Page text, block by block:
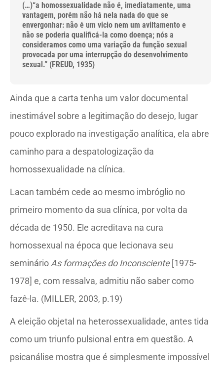
(…)“a homossexualidade não é, imediatamente, uma
vantagem, porém não há nela nada do que se
envergonhar: não é um vicio nem um aviltamento e
não se poderia qualificá-la como doença; nós a
consideramos como uma variação da função sexual
provocada por uma interrupção do desenvolvimento
sexual.” (FREUD, 1935)
Ainda que a carta tenha um valor documental
inestimável sobre a legitimação do desejo, lugar
pouco explorado na investigação analítica, ela abre
caminho para a despatologização da
homossexualidade na clínica.
Lacan também cede ao mesmo imbróglio no
primeiro momento da sua clínica, por volta da
década de 1950. Ele acreditava na cura
homossexual na época que lecionava seu
seminário As formações do Inconsciente[1975-
1978] e, com ressalva, admitiu não saber como
fazê-la. (MILLER, 2003, p.19)
A eleição objetal na heterossexualidade, antes tida
como um triunfo pulsional entra em questão. A
psicanálise mostra que é simplesmente impossível